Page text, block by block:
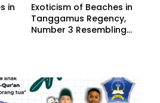
in
Exoticism of Beaches in
Tanggamus Regency,
Number 3 Resembling